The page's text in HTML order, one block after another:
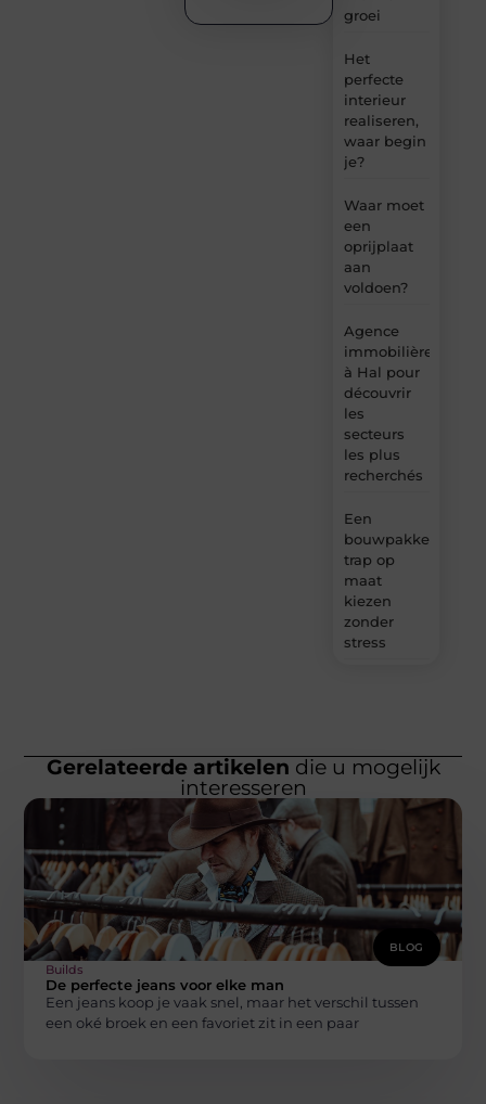
groei
Het
perfecte
interieur
realiseren,
waar begin
je?
Waar moet
een
oprijplaat
aan
voldoen?
Agence
immobilière
à Hal pour
découvrir
les
secteurs
les plus
recherchés
Een
bouwpakket
trap op
maat
kiezen
zonder
stress
Gerelateerde artikelen die u mogelijk
interesseren
BLOG
Builds
De perfecte jeans voor elke man
Een jeans koop je vaak snel, maar het verschil tussen
een oké broek en een favoriet zit in een paar